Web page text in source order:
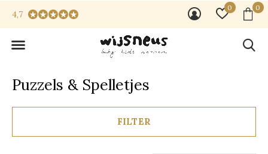
0 0
4,7
Puzzels & Spelletjes
FILTER